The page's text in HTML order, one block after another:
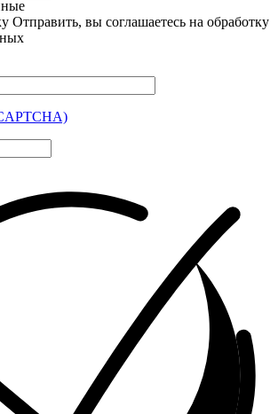
Отправить, вы соглашаетесь на обработку